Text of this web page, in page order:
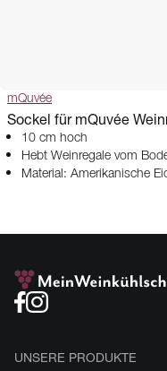
mQuvée
Sockel für mQuvée
10 cm hoch
Hebt Weinregale vom
Material: Amerikanische
UNSERE PRODUKTE